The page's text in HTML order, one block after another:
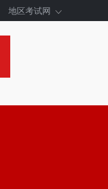
地区考试网